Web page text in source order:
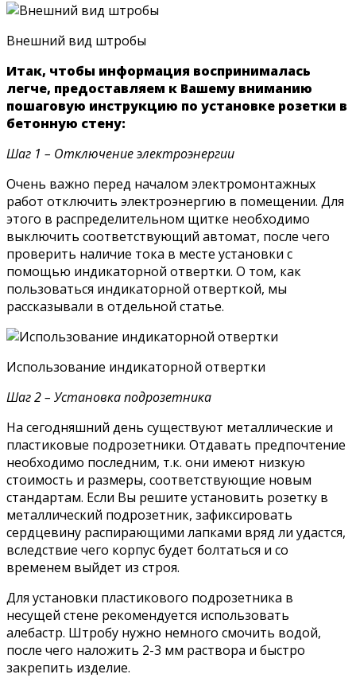
Внешний вид штробы
Итак, чтобы информация воспринималась
легче, предоставляем к Вашему вниманию
пошаговую инструкцию по установке розетки в
бетонную стену:
Шаг 1 – Отключение электроэнергии
Очень важно перед началом электромонтажных
работ отключить электроэнергию в помещении. Для
этого в распределительном щитке необходимо
выключить соответствующий автомат, после чего
проверить наличие тока в месте установки с
помощью индикаторной отвертки. О том, как
пользоваться индикаторной отверткой, мы
рассказывали в отдельной статье.
Использование индикаторной отвертки
Шаг 2 – Установка подрозетника
На сегодняшний день существуют металлические и
пластиковые подрозетники. Отдавать предпочтение
необходимо последним, т.к. они имеют низкую
стоимость и размеры, соответствующие новым
стандартам. Если Вы решите установить розетку в
металлический подрозетник, зафиксировать
сердцевину распирающими лапками вряд ли удастся,
вследствие чего корпус будет болтаться и со
временем выйдет из строя.
Для установки пластикового подрозетника в
несущей стене рекомендуется использовать
алебастр. Штробу нужно немного смочить водой,
после чего наложить 2-3 мм раствора и быстро
закрепить изделие.